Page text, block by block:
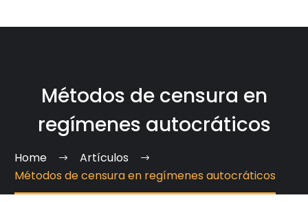
Métodos de censura en
regímenes autocráticos
Home
Artículos
Métodos de censura en regímenes autocráticos